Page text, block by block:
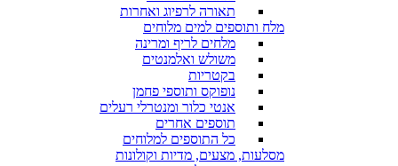
תאורה לרפיוג ואחרות
מלח ותוספים למים מלוחים
מלחים לריף ומרינה
משולש ואלמנטים
בקטריות
נופוקס ותוספי פחמן
אנטי כלור ומנטרלי רעלים
תוספים אחרים
כל התוספים למלוחים
מסלעות, מצעים, מדיות וקולונות